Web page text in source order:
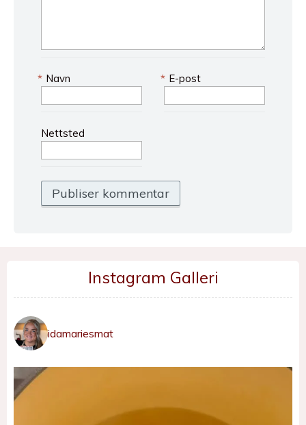
Navn
* E-post
*
Nettsted
Instagram Galleri
idamariesmat